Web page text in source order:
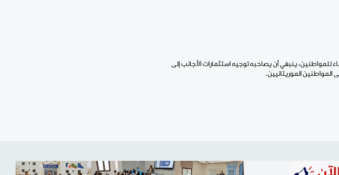
ينبغي أن يصاحبه توجيه استثمارات الأجانب إلى
المواطنين الموريتانيين.